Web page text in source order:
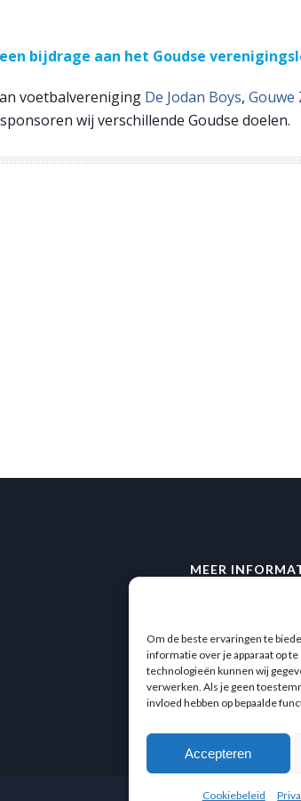
Om de beste ervaringen te
informatie over je apparaat op
technologieën kunnen wij
verwerken. Als je geen
invloed hebben op bepaalde
Accepteren
Cookiebeleid
bijdrage aan het Goudse
voetbalvereniging De Jodan Boys, Gouwe
wij verschillende Goudse doelen.
MEER
Algemene